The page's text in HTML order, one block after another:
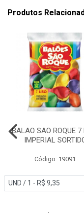
Produtos
BALAO SAO ROQUE 7
IMPERIAL
Código: 19091